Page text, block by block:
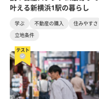
叶える新横浜1駅の暮らし
学ぶ 不動産の購入
住みやすさ
立地条件
テスト